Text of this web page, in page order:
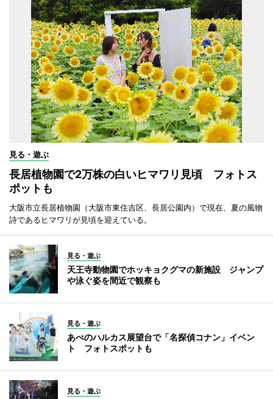
見る・遊ぶ
長居植物園で2万株の白いヒマワリ見頃 フォトス
ポットも
大阪市立長居植物園（大阪市東住吉区、長居公園内）で現在、夏の風物
詩であるヒマワリが見頃を迎えている。
見る・遊ぶ
天王寺動物園でホッキョクグマの新施設 ジャンプ
や泳ぐ姿を間近で観察も
見る・遊ぶ
あべのハルカス展望台で「名探偵コナン」イベン
ト フォトスポットも
見る・遊ぶ